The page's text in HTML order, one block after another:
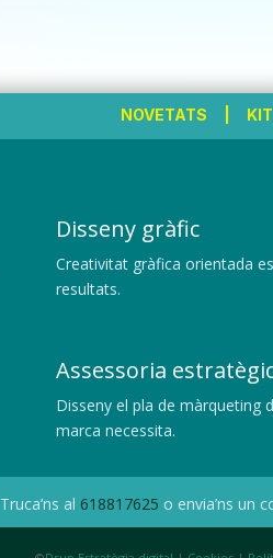
NOVETATS
Disseny gràfic
Creativitat gràfica orientada
resultats.
Assessoria
Disseny el pla de màrqueting
marca necessita.
Truca’ns al 618817625 o envia’ns un